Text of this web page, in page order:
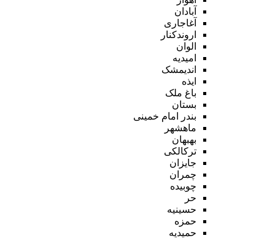
آبادان
آغاجاری
اروندکنار
الوان
امیدیه
اندیمشک
ایذه
باغ ملک
بستان
بندر امام خمینی
ماهشهر
بهبهان
ترکالکی
جایزان
چمران
چوبیده
حر
حسینیه
حمزه
حمیدیه